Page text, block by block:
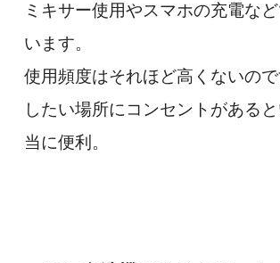
ミキサー使用やスマホの充電な
います。
使用頻度はそれほど高くないの
したい場所にコンセントがある
当に便利。